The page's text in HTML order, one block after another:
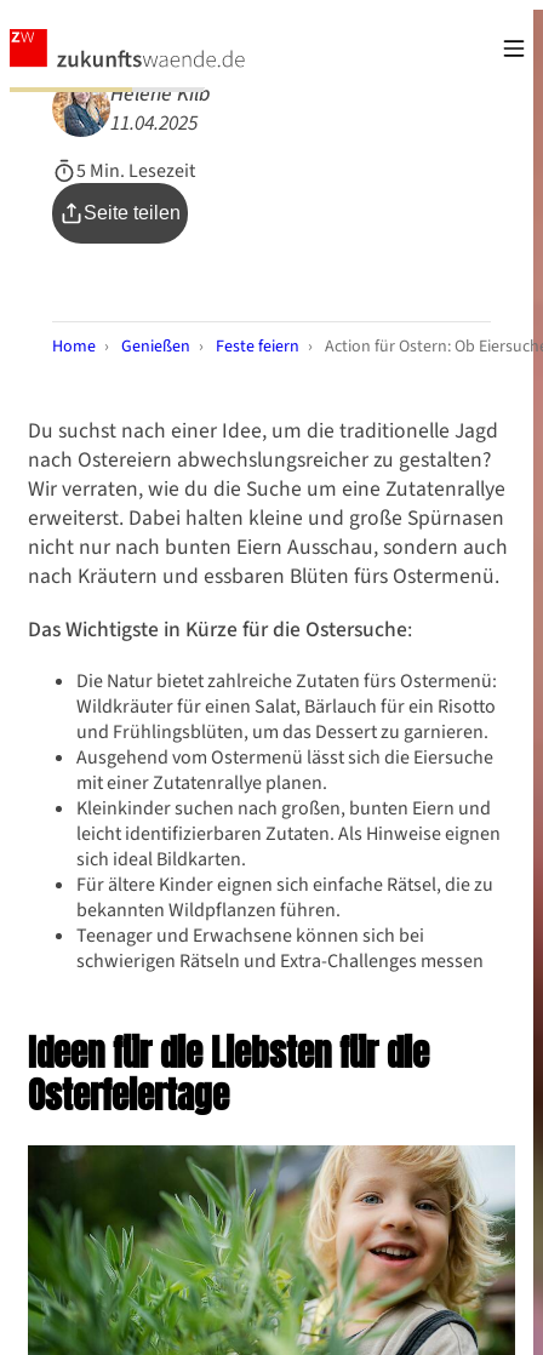
Helene Kilb
11.04.2025
5 Min. Lesezeit
Seite teilen
Home › Genießen › Feste feiern › Action für Ostern: Ob
Du suchst nach einer Idee, um die traditionelle Jagd
nach Ostereiern abwechslungsreicher zu gestalten?
Wir verraten, wie du die Suche um eine Zutatenrallye
erweiterst. Dabei halten kleine und große Spürnasen
nicht nur nach bunten Eiern Ausschau, sondern auch
nach Kräutern und essbaren Blüten fürs Ostermenü.
Das Wichtigste in Kürze für die Ostersuche:
Die Natur bietet zahlreiche Zutaten fürs Ostermenü:
Wildkräuter für einen Salat, Bärlauch für ein Risotto
und Frühlingsblüten, um das Dessert zu garnieren.
Ausgehend vom Ostermenü lässt sich die Eiersuche
mit einer Zutatenrallye planen.
Kleinkinder suchen nach großen, bunten Eiern und
leicht identifizierbaren Zutaten. Als Hinweise eignen
sich ideal Bildkarten.
Für ältere Kinder eignen sich einfache Rätsel, die zu
bekannten Wildpflanzen führen.
Teenager und Erwachsene können sich bei
schwierigen Rätseln und Extra-Challenges messen
Ideen für die Liebsten für die
Osterfeiertage